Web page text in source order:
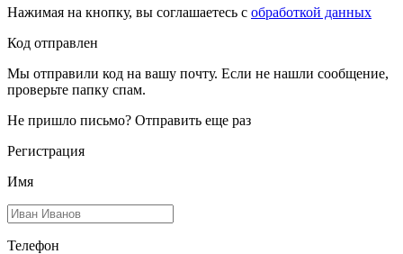
Нажимая на кнопку, вы соглашаетесь с обработкой данных
Код отправлен
Мы отправили код на вашу почту. Если не нашли сообщение,
проверьте папку спам.
Не пришло письмо? Отправить еще раз
Регистрация
Имя
Телефон